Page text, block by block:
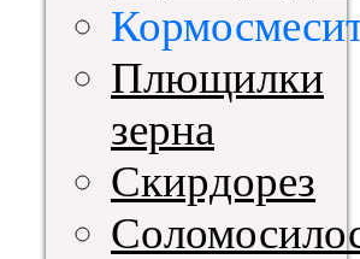
Плющилки
зерна
Скирдорез